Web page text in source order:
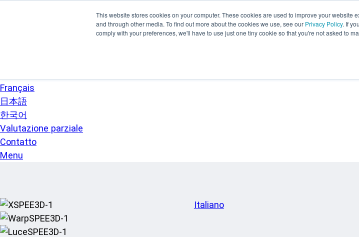
This website stores cookies on your computer. These cookies are used to improve your
and through other media. To find out more about the cookies we use, see our Privacy Policy. If
comply with your preferences, we'll have to use just one tiny cookie so that you're not asked to
Français
日本語
한국어
Valutazione parziale
Contatto
Menu
Italiano